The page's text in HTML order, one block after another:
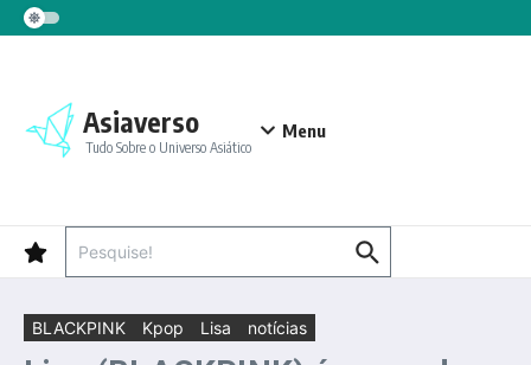
Ir para o conteúdo
Asiaverso
Tudo Sobre o Universo Asiático
Menu
BLACKPINK Kpop Lisa notícias